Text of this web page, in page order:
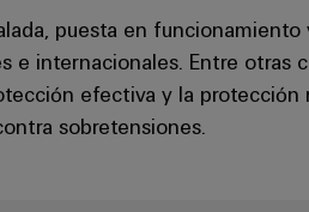
puesta en
internacionales. Entre otras
efectiva y la
sobretensiones.